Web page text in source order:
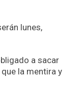
lunes,
a sacar
la mentira y